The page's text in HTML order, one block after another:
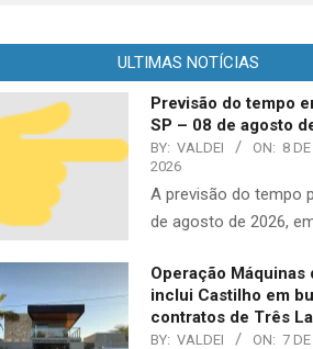
ULTIMAS NOTÍCIAS
Previsão do tempo
SP – 08 de agosto
BY: VALDEI ON: 8
2026
A previsão do tempo
de agosto de 2026,
Operação Máquinas
inclui Castilho em
contratos de Três
BY: VALDEI ON: 7